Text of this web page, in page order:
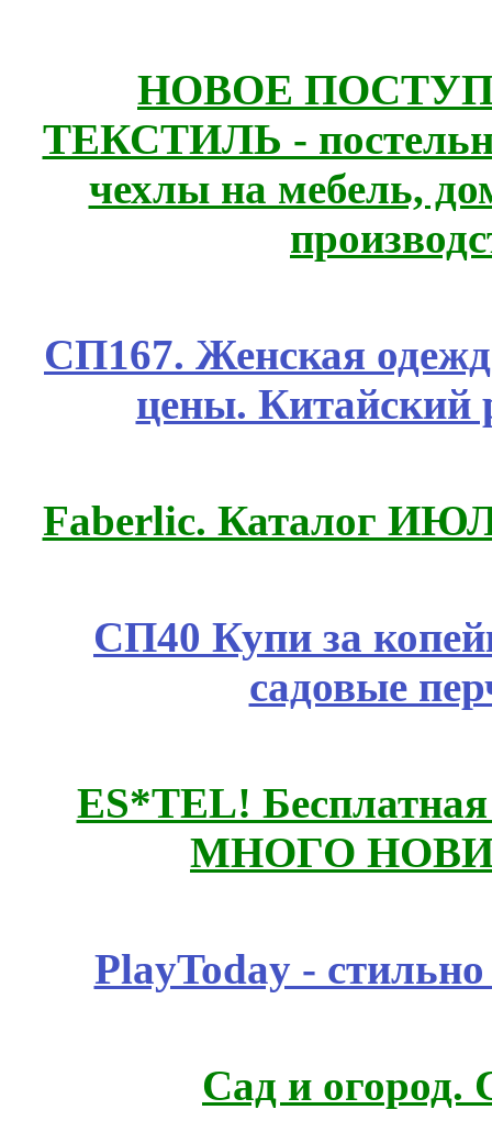
НОВОЕ
ТЕКСТИЛЬ -
чехлы на мебель,
СП167. Женская
цены. Китайский
Faberlic. Каталог
СП40 Купи за
садовые
ES*TEL!
МНОГО
PlayToday -
Сад и огород.